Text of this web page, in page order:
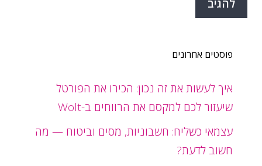
פוסטים אחרונים
איך לעשות את זה נכון: הכירו את הפורטל
שיעזור לכם למקסם את הרווחים ב-Wolt
עצמאי כשליח: חשבוניות, מסים וביטוח — מה
חשוב לדעת?